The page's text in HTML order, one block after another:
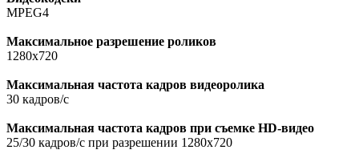
MPEG4
Максимальное разрешение роликов
1280x720
Максимальная частота кадров видеоролика
30 кадров/с
Максимальная частота кадров при съемке HD-видео
25/30 кадров/с при разрешении 1280x720